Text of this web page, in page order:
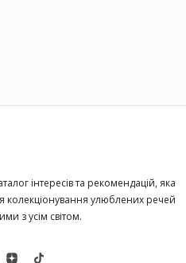
інтересів та рекомендацій, яка
колекціонування улюблених речей
з усім світом.